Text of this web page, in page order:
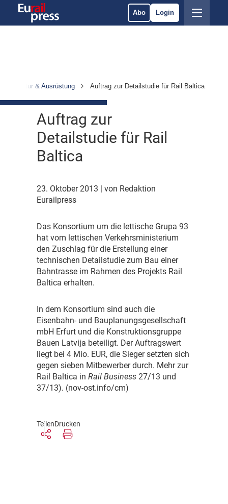
Abo Login
& Ausrüstung Auftrag zur Detailstudie für Rail Baltica
Auftrag zur
Detailstudie für Rail
Baltica
23. Oktober 2013
| von Redaktion
Eurailpress
Das Konsortium um die lettische Grupa 93
hat vom lettischen Verkehrsministerium
den Zuschlag für die Erstellung einer
technischen Detailstudie zum Bau einer
Bahntrasse im Rahmen des Projekts Rail
Baltica erhalten.
n dem Konsortium sind auch die
Eisenbahn- und Bauplanungsgesellschaft
mbH Erfurt und die Konstruktionsgruppe
Bauen Latvija beteiligt. Der Auftragswert
liegt bei 4 Mio. EUR, die Sieger setzten sich
gegen sieben Mitbewerber durch. Mehr zur
Rail Baltica in Rail Business 27/13 und
37/13). (nov-ost.info/cm)
TeilenDrucken